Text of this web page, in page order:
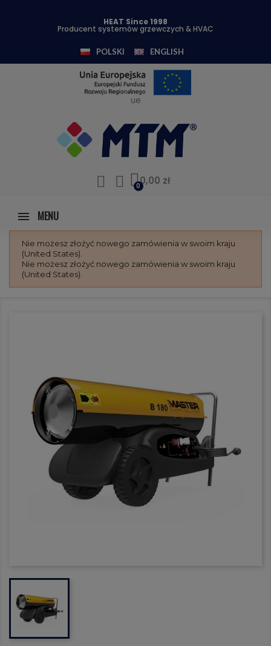
HEAT Since 1998
Producent systemów grzewczych & HVAC
POLSKI ENGLISH
ue
0,00 zł
MENU
Nie możesz złożyć nowego zamówienia w swoim kraju
(United States).
Nie możesz złożyć nowego zamówienia w swoim kraju
(United States).